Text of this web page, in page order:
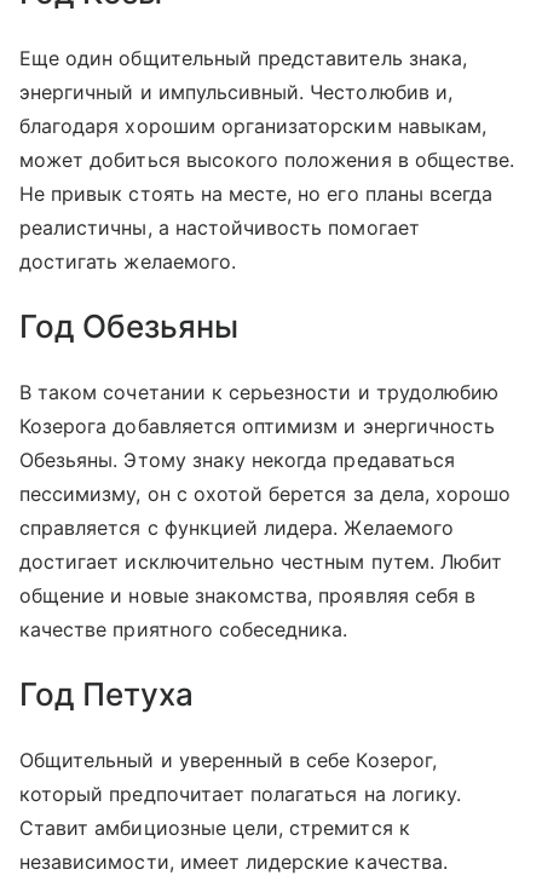
Еще один общительный представитель знака,
энергичный и импульсивный. Честолюбив и,
благодаря хорошим организаторским навыкам,
может добиться высокого положения в обществе.
Не привык стоять на месте, но его планы всегда
реалистичны, а настойчивость помогает
достигать желаемого.
Год Обезьяны
В таком сочетании к серьезности и трудолюбию
Козерога добавляется оптимизм и энергичность
Обезьяны. Этому знаку некогда предаваться
пессимизму, он с охотой берется за дела, хорошо
справляется с функцией лидера. Желаемого
достигает исключительно честным путем. Любит
общение и новые знакомства, проявляя себя в
качестве приятного собеседника.
Год Петуха
Общительный и уверенный в себе Козерог,
который предпочитает полагаться на логику.
Ставит амбициозные цели, стремится к
независимости, имеет лидерские качества.